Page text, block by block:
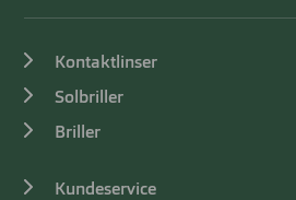
Kontaktlinser
Solbriller
Briller
Kundeservice